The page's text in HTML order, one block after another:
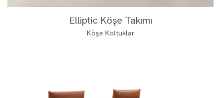
Elliptic Köşe Takımı
Köşe Koltuklar